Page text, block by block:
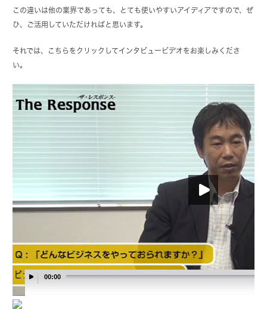
この違いは他の業界であっても、とても使いやすいアイディアですので、ぜ
ひ、ご活用していただければと思います。
それでは、こちらをクリックしてインタビュービデオをお楽しみくださ
い。
00:00